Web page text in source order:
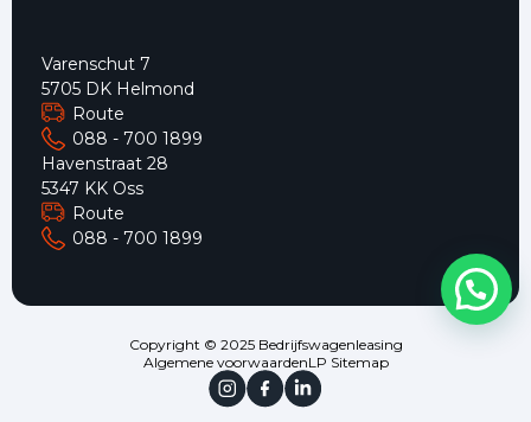
Varenschut 7
5705 DK Helmond
Route
088 - 700 1899
Havenstraat 28
5347 KK Oss
Route
088 - 700 1899
Copyright © 2025 Bedrijfswagenleasing
Algemene voorwaardenLP Sitemap